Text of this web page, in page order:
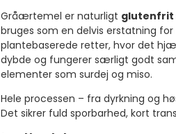
Gråærtemel er naturligt glutenfrit
bruges som en delvis erstatning
plantebaserede retter, hvor det
dybde og fungerer særligt godt
elementer som surdej og miso.
Hele processen – fra dyrkning og
Det sikrer fuld sporbarhed, kort